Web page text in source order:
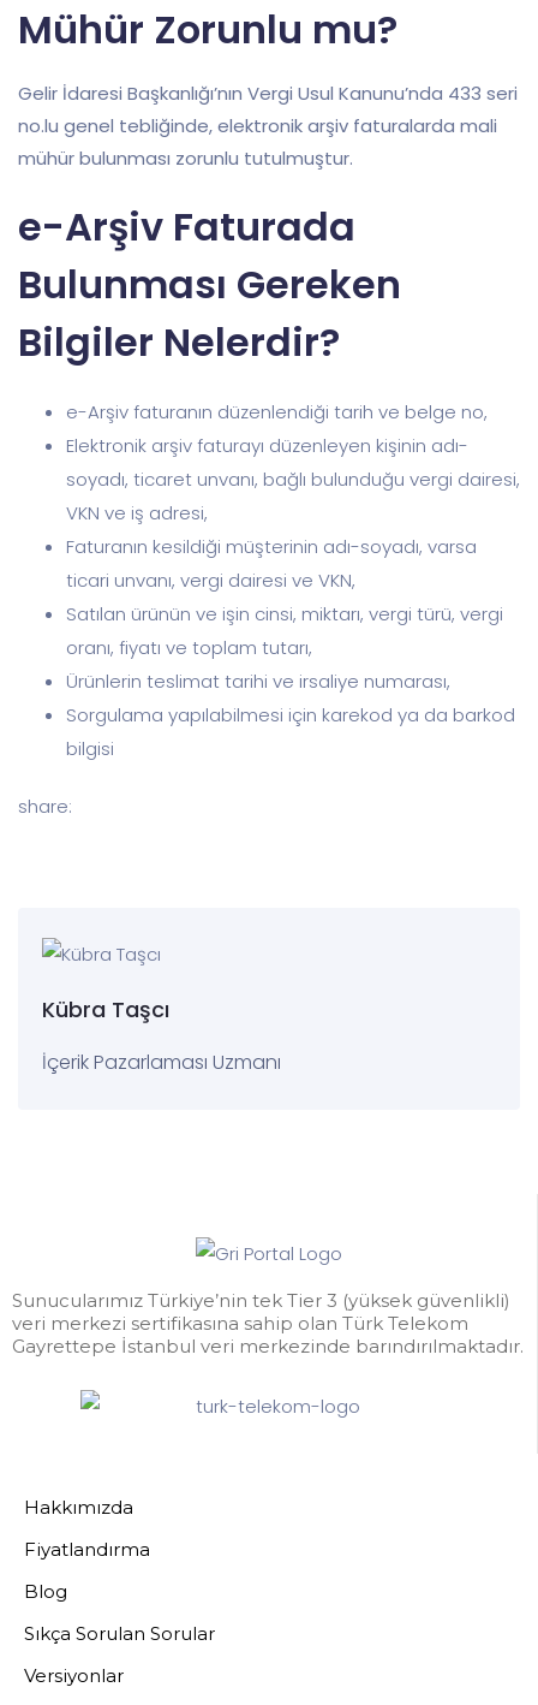
Mühür Zorunlu mu?
Gelir İdaresi Başkanlığı’nın Vergi Usul Kanunu’nda 433 seri
no.lu genel tebliğinde, elektronik arşiv faturalarda mali
mühür bulunması zorunlu tutulmuştur.
e-Arşiv Faturada
Bulunması Gereken
Bilgiler Nelerdir?
e-Arşiv faturanın düzenlendiği tarih ve belge no,
Elektronik arşiv faturayı düzenleyen kişinin adı-
soyadı, ticaret unvanı, bağlı bulunduğu vergi dairesi,
VKN ve iş adresi,
Faturanın kesildiği müşterinin adı-soyadı, varsa
ticari unvanı, vergi dairesi ve VKN,
Satılan ürünün ve işin cinsi, miktarı, vergi türü, vergi
oranı, fiyatı ve toplam tutarı,
Ürünlerin teslimat tarihi ve irsaliye numarası,
Sorgulama yapılabilmesi için karekod ya da barkod
bilgisi
share:
Kübra Taşcı
İçerik Pazarlaması Uzmanı
Sunucularımız Türkiye’nin tek Tier 3 (yüksek güvenlikli)
veri merkezi sertifikasına sahip olan Türk Telekom
Gayrettepe İstanbul veri merkezinde barındırılmaktadır.
Hakkımızda
Fiyatlandırma
Blog
Sıkça Sorulan Sorular
Versiyonlar